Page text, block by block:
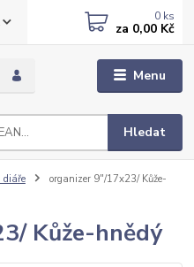
Menu
Hledat
0 ks
za 0,00 Kč
diáře
organizer 9"/17x23/ Kůže-
Kůže-hnědý